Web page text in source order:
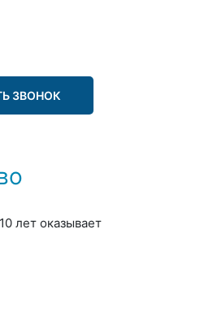
ЗВОНОК
лет оказывает